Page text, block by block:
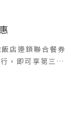
店連鎖聯合餐券
，即可享第三位